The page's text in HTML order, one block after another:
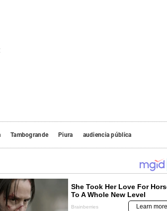
Tambogrande Piura audiencia pública